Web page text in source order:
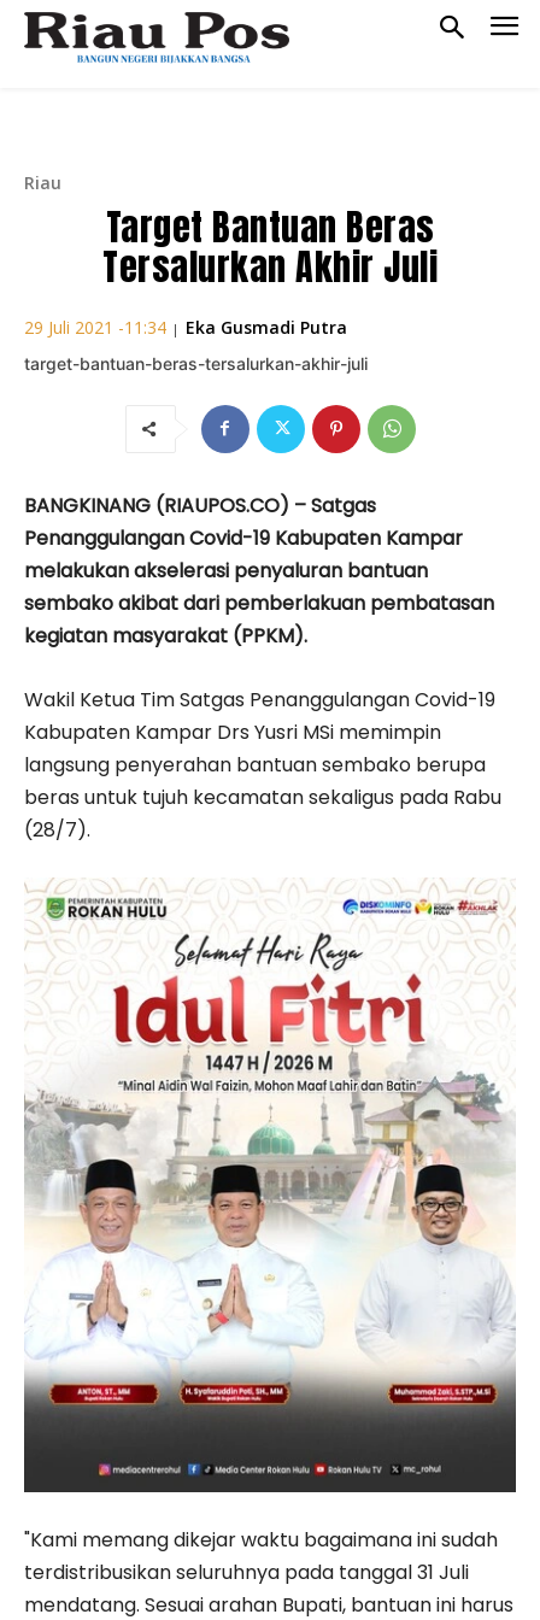
Riau
Target Bantuan Beras
Tersalurkan Akhir Juli
29 Juli 2021 -11:34 | Eka Gusmadi Putra
target-bantuan-beras-tersalurkan-akhir-juli
BANGKINANG (RIAUPOS.CO) – Satgas
Penanggulangan Covid-19 Kabupaten Kampar
melakukan akselerasi penyaluran bantuan
sembako akibat dari pemberlakuan pembatasan
kegiatan masyarakat (PPKM).
Wakil Ketua Tim Satgas Penanggulangan Covid-19
Kabupaten Kampar Drs Yusri MSi memimpin
langsung penyerahan bantuan sembako berupa
beras untuk tujuh kecamatan sekaligus pada Rabu
(28/7).
"Kami memang dikejar waktu bagaimana ini sudah
terdistribusikan seluruhnya pada tanggal 31 Juli
mendatang. Sesuai arahan Bupati, bantuan ini harus